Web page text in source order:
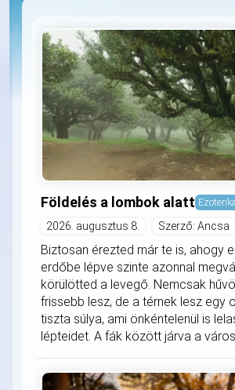
Földelés a lombok alatt Ezoterika
2026. augusztus 8. Szerző: Ancsa
Biztosan érezted már te is, ahogy
erdőbe lépve szinte azonnal
körülötted a levegő. Nemcsak
frissebb lesz, de a térnek lesz egy
tiszta súlya, ami önkéntelenül is
lépteidet. A fák között járva a városi